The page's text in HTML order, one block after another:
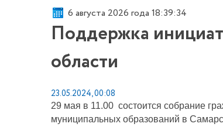
6 августа 2026 года 18:39:34
Поддержка
области
23.05.2024, 00:08
29 мая в 11.00 состоится собрание
муниципальных образований в